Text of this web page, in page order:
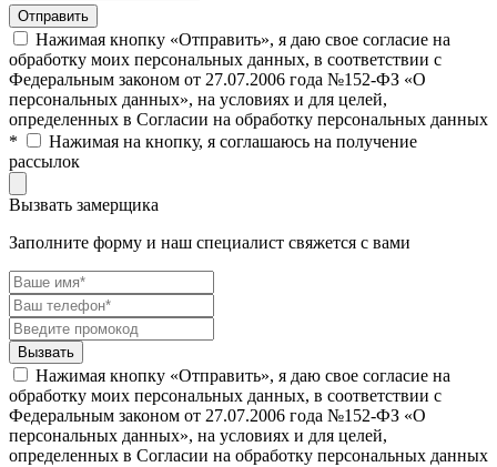
Нажимая кнопку «Отправить», я даю свое согласие на
обработку моих персональных данных, в соответствии с
Федеральным законом от 27.07.2006 года №152-ФЗ «О
персональных данных», на условиях и для целей,
определенных в Согласии на обработку персональных данных
*
Нажимая на кнопку, я соглашаюсь на получение
рассылок
Вызвать замерщика
Заполните форму и наш специалист свяжется с вами
Нажимая кнопку «Отправить», я даю свое согласие на
обработку моих персональных данных, в соответствии с
Федеральным законом от 27.07.2006 года №152-ФЗ «О
персональных данных», на условиях и для целей,
определенных в Согласии на обработку персональных данных